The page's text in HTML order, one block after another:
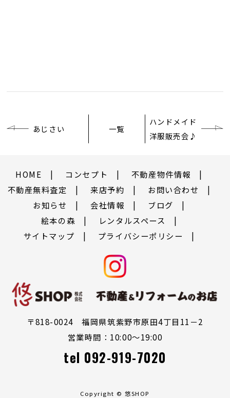
あじさい 一覧
ハンドメイド
洋服販売会♪
HOME コンセプト
不動産物件情報
不動産無料査定
来店予約
お問い合わせ
お知らせ
会社情報
ブログ
絵本の森
レンタルスペース
サイトマップ
プライバシーポリシー
〒818-0024 福岡県筑紫野市原田4丁目11－2
営業時間：10:00～19:00
tel 092-919-7020
Copyright © 悠SHOP